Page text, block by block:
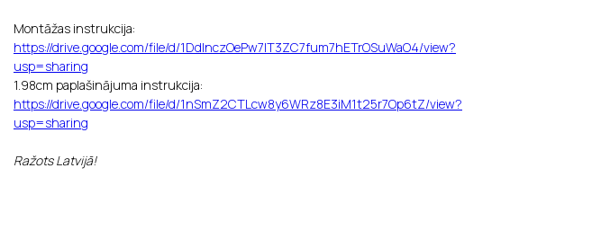
Montāžas instrukcija:
https://drive.google.com/file/d/1DdInczOePw7lT3ZC7fum7hETrOSuWaO4/view?
usp=sharing
1.98cm paplašinājuma instrukcija:
https://drive.google.com/file/d/1nSmZ2CTLcw8y6WRz8E3iM1t25r7Op6tZ/view?
usp=sharing
Ražots Latvijā!